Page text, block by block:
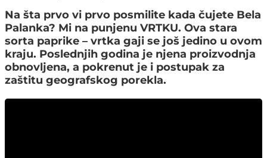
Na šta prvo vi prvo posmilite kada čujete Bela
Palanka? Mi na punjenu VRTKU. Ova stara
sorta paprike – vrtka gaji se još jedino u ovom
kraju. Poslednjih godina je njena proizvodnja
obnovljena, a pokrenut je i postupak za
zaštitu geografskog porekla.